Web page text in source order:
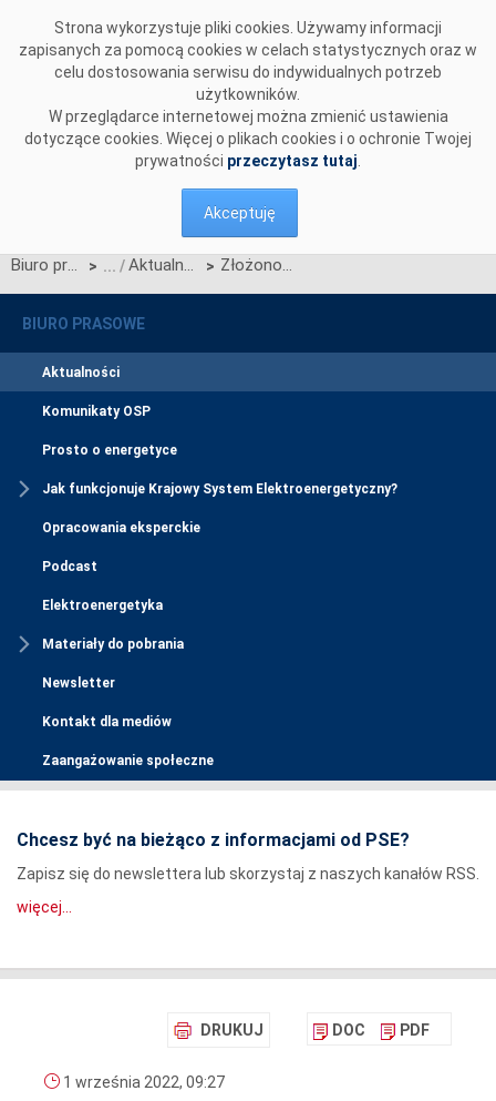
Strona wykorzystuje pliki cookies. Używamy informacji
zapisanych za pomocą cookies w celach statystycznych oraz w
celu dostosowania serwisu do indywidualnych potrzeb
użytkowników.
W przeglądarce internetowej można zmienić ustawienia
dotyczące cookies. Więcej o plikach cookies i o ochronie Twojej
prywatności przeczytasz tutaj
Akceptuję
Biuro prasowe > Aktualności > Złożono dwie oferty ostateczne na wykonanie CSIRE
BIURO PRASOWE
Aktualności
Komunikaty OSP
Prosto o energetyce
Jak funkcjonuje Krajowy System Elektroenergetyczny?
Opracowania eksperckie
Podcast
Elektroenergetyka
Materiały do pobrania
Newsletter
Kontakt dla mediów
Zaangażowanie społeczne
Chcesz być na bieżąco z informacjami od PSE?
Zapisz się do newslettera lub skorzystaj z naszych kanałów RSS.
więcej...
DRUKUJ DOC PDF
1 września 2022, 09:27